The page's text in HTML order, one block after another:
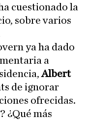
cuestionado la
sobre varios
ya ha dado
a
Albert
de ignorar
ofrecidas.
¿Qué más